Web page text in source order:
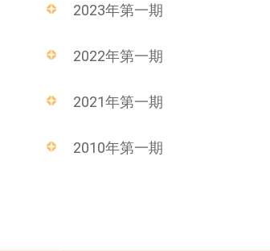
2023年第一期
2022年第一期
2021年第一期
2010年第一期